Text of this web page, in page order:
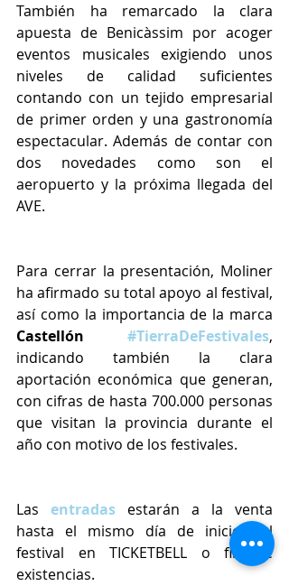
También ha remarcado la clara
apuesta de Benicàssim por acoger
eventos musicales exigiendo unos
niveles de calidad suficientes
contando con un tejido empresarial
de primer orden y una gastronomía
espectacular. Además de contar con
dos novedades como son el
aeropuerto y la próxima llegada del
AVE.
Para cerrar la presentación, Moliner
ha afirmado su total apoyo al festival,
Castellón #TierraDeFestivales,
indicando también la clara
aportación económica que generan,
con cifras de hasta 700.000 personas
que visitan la provincia durante el
año con motivo de los festivales.
Las entradas estarán a la venta
hasta el mismo día de inicio del
festival en TICKETBELL o fin de
existencias.